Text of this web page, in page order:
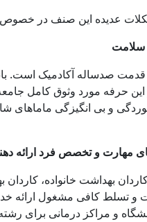
عدیده این صنف در
قدمت صدساله آکادمیک است.
و این حرفه مورد وثوق کامل
و بی انگیزگی
مهارت و تخصص فرد ارائه
بهداشت خانواده،
کافی مشغول ارائه
و مراکز درمانی برای